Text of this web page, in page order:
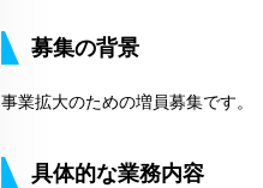
募集の背景
事業拡大のための増員募集です。
具体的な業務内容